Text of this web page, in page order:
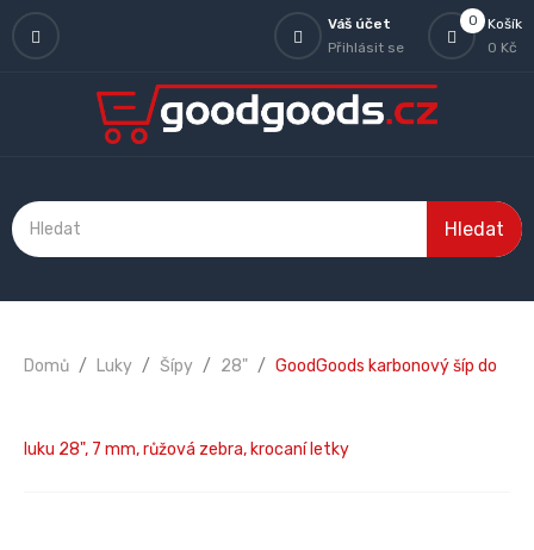
0
Košík
0 Kč
Váš účet
Přihlásit se
Hledat
Domů Luky Šípy 28" GoodGoods karbonový šíp do
luku 28", 7 mm, růžová zebra, krocaní letky